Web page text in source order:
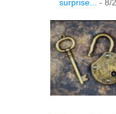
surprise...
- 8/